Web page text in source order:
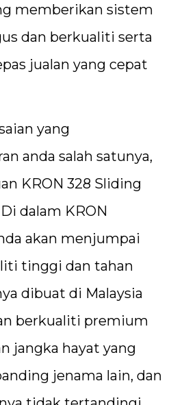
memberikan sistem
dan berkualiti serta
jualan yang cepat
yang
anda salah satunya,
KRON 328 Sliding
dalam KRON
akan menjumpai
tinggi dan tahan
dibuat di Malaysia
berkualiti premium
jangka hayat yang
jenama lain, dan